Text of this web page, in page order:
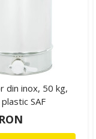
din inox, 50 kg,
SAF